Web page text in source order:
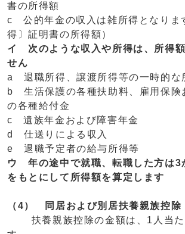
書の所得額
c 公的年金の収入は雑所得となりま
得〕証明書の所得額）
イ 次のような収入や所得は、所得
せん
a 退職所得、譲渡所得等の一時的な
b 生活保護の各種扶助料、雇用保険
の各種給付金
c 遺族年金および障害年金
d 仕送りによる収入
e 退職予定者の給与所得等
ウ 年の途中で就職、転職した方は3
をもとにして所得額を算定します
（4） 同居および別居扶養親族控除
扶養親族控除の金額は、1人当た